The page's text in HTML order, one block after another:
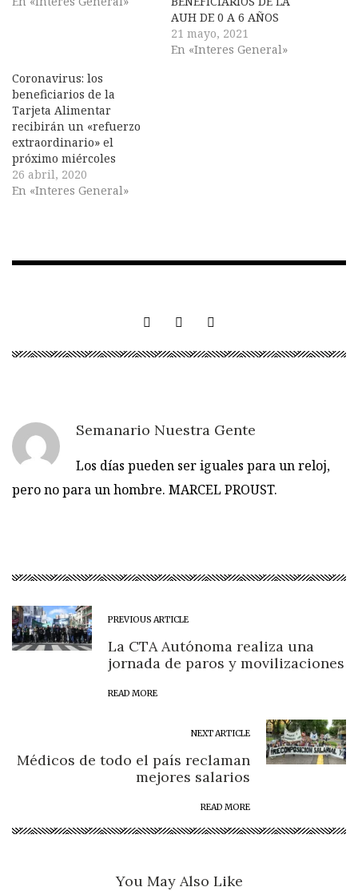
AUH DE 0 A 6 AÑOS
21 mayo, 2021
En «Interes General»
Coronavirus: los
beneficiarios de la
Tarjeta Alimentar
recibirán un «refuerzo
extraordinario» el
próximo miércoles
26 abril, 2020
En «Interes General»
Semanario Nuestra Gente
Los días pueden ser iguales para un reloj,
pero no para un hombre. MARCEL PROUST.
PREVIOUS ARTICLE
La CTA Autónoma realiza una
jornada de paros y movilizaciones
READ MORE
NEXT ARTICLE
Médicos de todo el país reclaman
mejores salarios
READ MORE
You May Also Like